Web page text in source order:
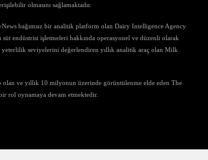
olmasını sağlamaktadır.
bağımsız bir analitik platform olan Dairy Intelligence Agency
endüstrisi işletmeleri hakkında operasyonel ve düzenli olarak
seviyelerini değerlendiren yıllık analitik araç olan Milk
ve yıllık 10 milyonun üzerinde görüntülenme elde eden The
rol oynamaya devam etmektedir.